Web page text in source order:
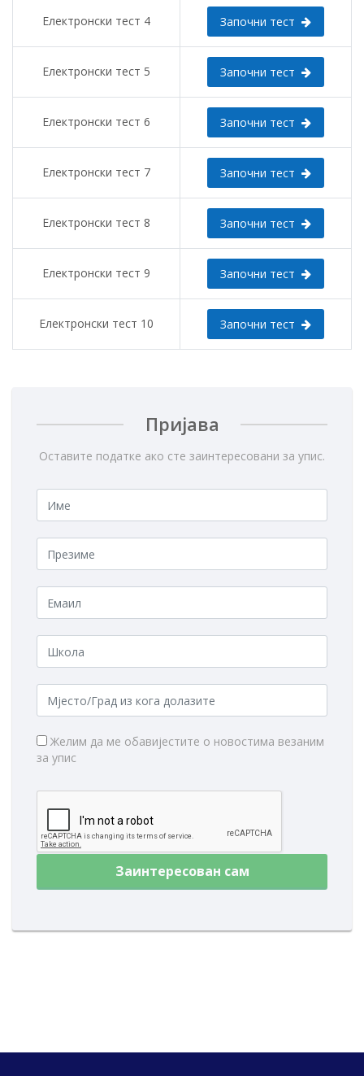
Електронски тест 4 Започни тест
Електронски тест 5 Започни тест
Електронски тест 6 Започни тест
Електронски тест 7 Започни тест
Електронски тест 8 Започни тест
Електронски тест 9 Започни тест
Електронски тест 10 Започни тест
Пријава
Оставите податке ако сте заинтересовани за упис.
Желим да ме обавијестите о новостима везаним
за упис
Заинтересован сам